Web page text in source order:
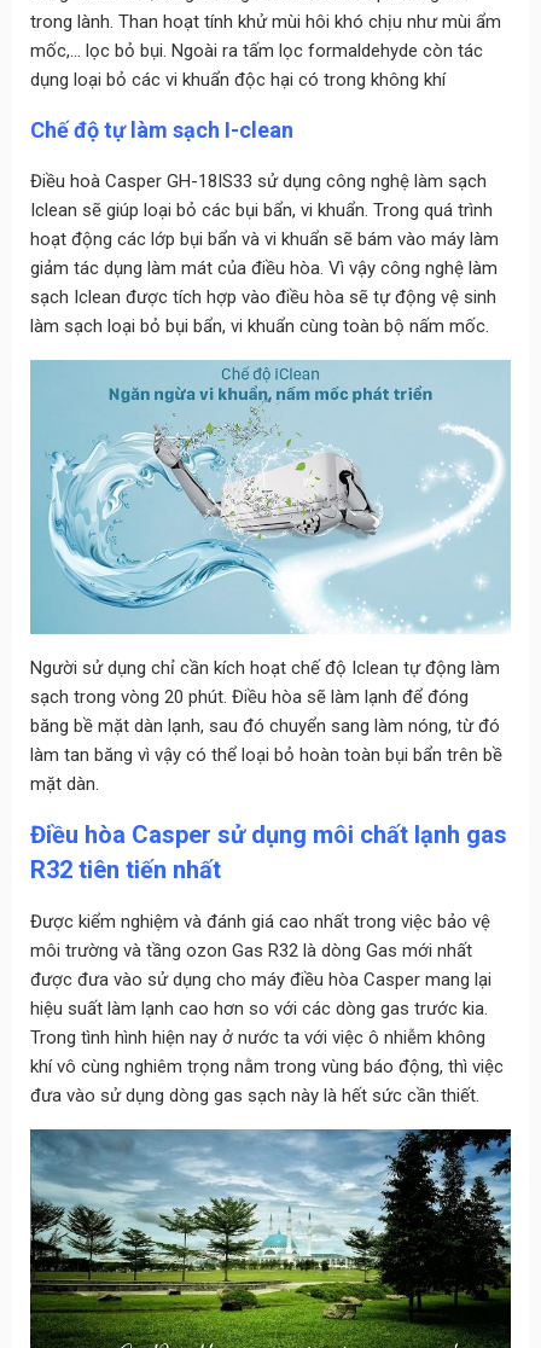
trong lành. Than hoạt tính khử mùi hôi khó chịu như mùi ẩm
mốc,… lọc bỏ bụi. Ngoài ra tấm lọc formaldehyde còn tác
dụng loại bỏ các vi khuẩn độc hại có trong không khí
Chế độ tự làm sạch I-clean
Điều hoà Casper GH-18IS33 sử dụng công nghệ làm sạch
Iclean sẽ giúp loại bỏ các bụi bẩn, vi khuẩn. Trong quá trình
hoạt động các lớp bụi bẩn và vi khuẩn sẽ bám vào máy làm
giảm tác dụng làm mát của điều hòa. Vì vậy công nghệ làm
sạch Iclean được tích hợp vào điều hòa sẽ tự động vệ sinh
làm sạch loại bỏ bụi bẩn, vi khuẩn cùng toàn bộ nấm mốc.
Người sử dụng chỉ cần kích hoạt chế độ Iclean tự động làm
sạch trong vòng 20 phút. Điều hòa sẽ làm lạnh để đóng
băng bề mặt dàn lạnh, sau đó chuyển sang làm nóng, từ đó
làm tan băng vì vậy có thể loại bỏ hoàn toàn bụi bẩn trên bề
mặt dàn.
Điều hòa Casper sử dụng môi chất lạnh gas
R32 tiên tiến nhất
Được kiểm nghiệm và đánh giá cao nhất trong việc bảo vệ
môi trường và tầng ozon Gas R32 là dòng Gas mới nhất
được đưa vào sử dụng cho máy điều hòa Casper mang lại
hiệu suất làm lạnh cao hơn so với các dòng gas trước kia.
Trong tình hình hiện nay ở nước ta với việc ô nhiễm không
khí vô cùng nghiêm trọng nằm trong vùng báo động, thì việc
đưa vào sử dụng dòng gas sạch này là hết sức cần thiết.